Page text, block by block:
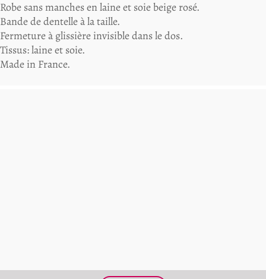
Robe sans manches en laine et soie beige rosé.
Bande de dentelle à la taille.
Fermeture à glissière invisible dans le dos.
Tissus: laine et soie.
Made in France.